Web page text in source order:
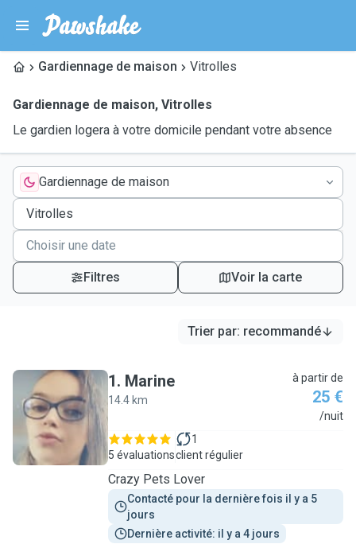
Gardiennage de maison Vitrolles
Gardiennage de maison, Vitrolles
Le gardien logera à votre domicile pendant votre absence
Gardiennage de maison
Filtres Voir la carte
Trier par: recommandé
M
1. Marine
14.4 km
à partir de
25 €
/nuit
5 évaluations
1
client régulier
Crazy Pets Lover
Contacté pour la dernière fois il y a 5
jours
Dernière activité: il y a 4 jours